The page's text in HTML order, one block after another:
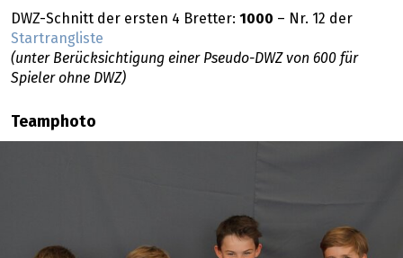
DWZ-Schnitt der ersten 4 Bretter: 1000 – Nr. 12 der
Startrangliste
(unter Berücksichtigung einer Pseudo-DWZ von 600 für
Spieler ohne DWZ)
Teamphoto